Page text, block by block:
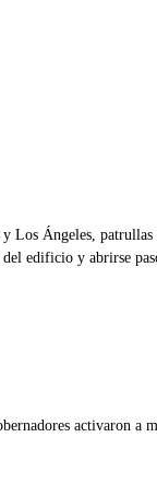
Los Ángeles, patrullas
edificio y abrirse
activaron a